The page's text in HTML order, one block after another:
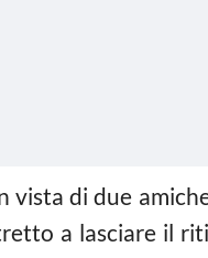
di due
a lasciare il